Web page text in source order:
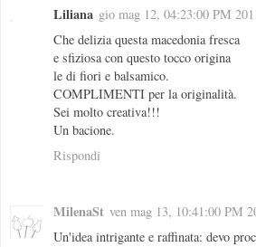
Liliana gio mag 12, 04:23:00 PM
Che delizia questa macedonia fresca
e sfiziosa con questo tocco origina
le di fiori e balsamico.
COMPLIMENTI per la originalità.
Sei molto creativa!!!
Un bacione.
Rispondi
MilenaSt ven mag 13, 10:41:00 PM
Un'idea intrigante e raffinata: devo